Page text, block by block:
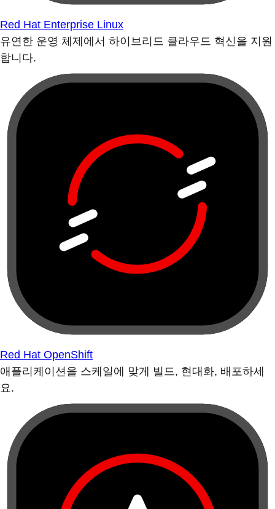
Red Hat Enterprise Linux
유연한 운영 체제에서 하이브리드 클라우드 혁신을 지원
합니다.
Red Hat OpenShift
애플리케이션을 스케일에 맞게 빌드, 현대화, 배포하세
요.